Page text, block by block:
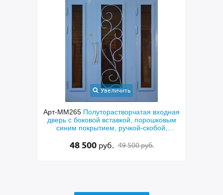
Увеличить
Арт-ММ265 Полуторастворчатая входная
дверь с боковой вставкой, порошковым
синим покрытием, ручкой-скобой,
48 500 руб. 49 500 руб.